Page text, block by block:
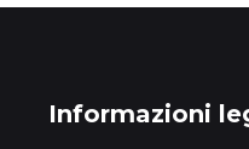
Informazioni